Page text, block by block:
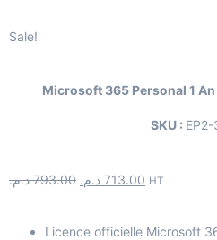
Sale!
Microsoft 365 Personal 1
SKU :
793.00 د.م. 713.00 د.م. HT
Licence officielle Microsoft